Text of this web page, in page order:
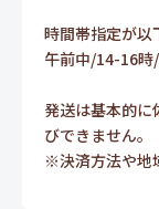
時間帯指定が以
午前中/14-16
発送は基本的に
びできません。
※決済方法や地